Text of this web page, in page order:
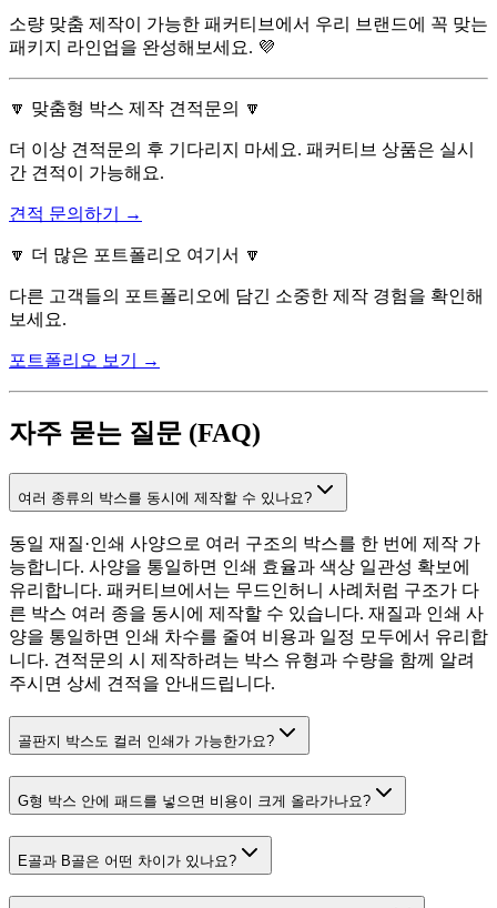
소량 맞춤 제작이 가능한 패커티브에서 우리 브랜드에 꼭 맞는
패키지 라인업을 완성해보세요. 💜
🔽 맞춤형 박스 제작 견적문의 🔽
더 이상 견적문의 후 기다리지 마세요. 패커티브 상품은 실시
간 견적이 가능해요.
견적 문의하기 →
🔽 더 많은 포트폴리오 여기서 🔽
다른 고객들의 포트폴리오에 담긴 소중한 제작 경험을 확인해
보세요.
포트폴리오 보기 →
자주 묻는 질문 (FAQ)
여러 종류의 박스를 동시에 제작할 수 있나요?
동일 재질·인쇄 사양으로 여러 구조의 박스를 한 번에 제작 가
능합니다. 사양을 통일하면 인쇄 효율과 색상 일관성 확보에
유리합니다. 패커티브에서는 무드인허니 사례처럼 구조가 다
른 박스 여러 종을 동시에 제작할 수 있습니다. 재질과 인쇄 사
양을 통일하면 인쇄 차수를 줄여 비용과 일정 모두에서 유리합
니다. 견적문의 시 제작하려는 박스 유형과 수량을 함께 알려
주시면 상세 견적을 안내드립니다.
골판지 박스도 컬러 인쇄가 가능한가요?
G형 박스 안에 패드를 넣으면 비용이 크게 올라가나요?
E골과 B골은 어떤 차이가 있나요?